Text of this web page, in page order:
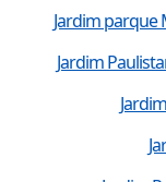
Jardim
Jardim